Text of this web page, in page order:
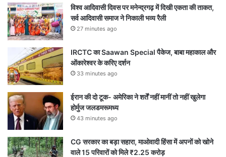
विश्व आदिवासी दिवस पर मनेन्द्रगढ़ में दिखी एकता की ताकत,
सर्व आदिवासी समाज ने निकाली भव्य रैली
27 minutes ago
IRCTC का Saawan Special पैकेज, बाबा महाकाल और
ओंकारेश्वर के करिए दर्शन
33 minutes ago
ईरान की दो टूक- अमेरिका ने शर्तें नहीं मानीं तो नहीं खुलेगा
होर्मुज जलडमरूमध्य
43 minutes ago
CG सरकार का बड़ा सहारा, माओवादी हिंसा में अपनों को खोने
वाले 15 परिवारों को मिले ₹2.25 करोड़